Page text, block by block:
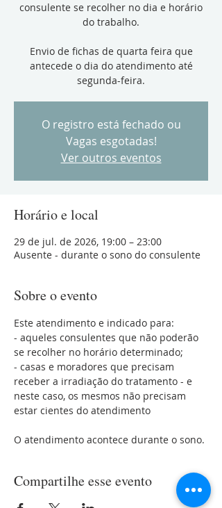
consulente se recolher no dia e horário
do trabalho.
Envio de fichas de quarta feira que
antecede o dia do atendimento até
segunda-feira.
O registro está fechado ou
Vagas esgotadas!
Ver outros eventos
Horário e local
29 de jul. de 2026, 19:00 – 23:00
Ausente - durante o sono do consulente
Sobre o evento
Este atendimento e indicado para:
- aqueles consulentes que não poderão
se recolher no horário determinado;
- casas e moradores que precisam
receber a irradiação do tratamento - e
neste caso, os mesmos não precisam
estar cientes do atendimento
O atendimento acontece durante o sono.
Compartilhe esse evento